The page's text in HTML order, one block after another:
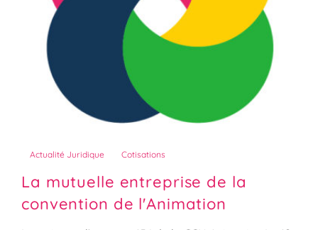
Actualité Juridique Cotisations
La mutuelle entreprise de la
convention de l'Animation